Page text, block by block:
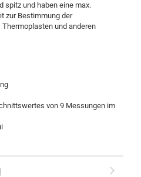
spitz und haben eine max.
zur Bestimmung der
und anderen
von 9 Messungen im